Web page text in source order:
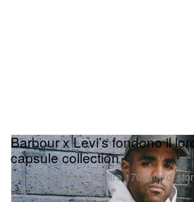
Barbour x Levi’s fondono il
capsule collection
Una celebrazione di oltre 170 anni di
e spirito d’avventura.